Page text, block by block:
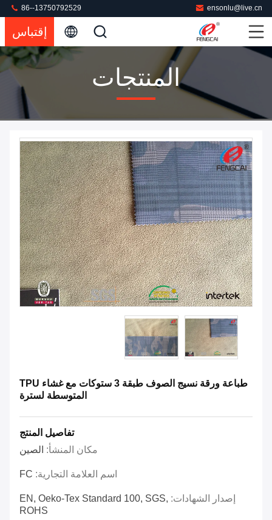
ensonlu@live.cn
86--13750792529
إقتباس
المنتجات
طباعة ورقة نسيج الصوف طبقة 3 ستوكات مع غشاء TPU
المتوسطة لسترة
تفاصيل المنتج
مكان المنشأ: الصين
اسم العلامة التجارية: FC
إصدار الشهادات: EN, Oeko-Tex Standard 100, SGS,
ROHS